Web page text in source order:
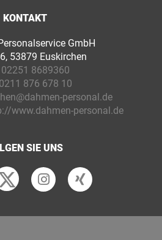
KONTAKT
GmbH
53879 Euskirchen
02251 8689360
0211 876 678 10
personal.de
www.dahmen-personal.de
SIE UNS